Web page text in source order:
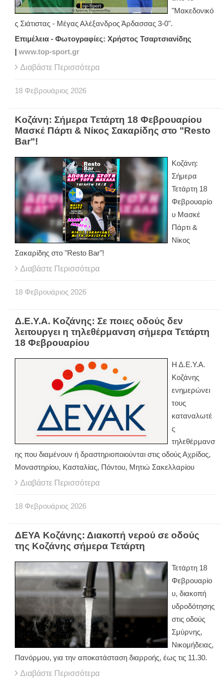
"Μακεδονικό
ς Σιάτιστας - Μέγας Αλέξανδρος Άρδασσας 3-0".
Επιμέλεια - Φωτογραφίες: Χρήστος Τσαρτσιανίδης
www.top-sport.gr
Διαβάστε Περισσότερα
18 Φεβρουάριος 2026
Κοζάνη: Σήμερα Τετάρτη 18 Φεβρουαρίου
Μασκέ Πάρτι & Νίκος Σακαρίδης στο "Resto
Bar"!
Κοζάνη:
Σήμερα
Τετάρτη 18
Φεβρουαρίο
υ Μασκέ
Πάρτι &
Νίκος
Σακαρίδης στο "Resto Bar"!
Διαβάστε Περισσότερα
18 Φεβρουάριος 2026
Δ.Ε.Υ.Α. Κοζάνης: Σε ποιες οδούς δεν
λειτουργει η τηλεθέρμανση σήμερα Τετάρτη
18 Φεβρουαρίου
Η Δ.Ε.Υ.Α.
Κοζάνης
ενημερώνει
τους
καταναλωτέ
ς
τηλεθέρμανσ
ης που διαμένουν ή δραστηριοποιούνται στις οδούς Αχρίδος,
Μοναστηρίου, Κασταλίας, Πόντου, Μητιώ Σακελλαρίου
Διαβάστε Περισσότερα
18 Φεβρουάριος 2026
ΔΕΥΑ Κοζάνης: Διακοπή νερού σε οδούς
της Κοζάνης σήμερα Τετάρτη
Τετάρτη 18
Φεβρουαρίο
υ, διακοπή
υδροδότησης
στις οδούς
Σμύρνης,
Νικομήδειας,
Πανόρμου, για την αποκατάσταση διαρροής, έως τις 11.30.
Διαβάστε Περισσότερα